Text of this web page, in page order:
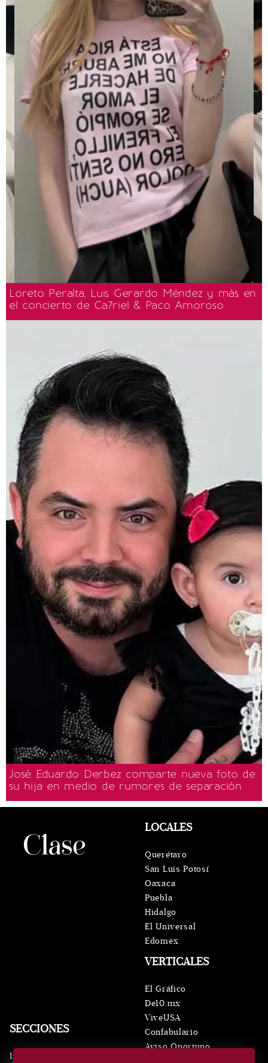
Loreto Peralta, Luis Gerardo Méndez y más en
el concierto de Ca7riel & Paco Amoroso
José Eduardo Derbez comparte nueva foto de
su hija en medio de rumores de separación
SECCIONES
Inicio
VERTICALES
El Gráfico
De10.mx
ViveUSA
Confabulario
Aviso Oportuno
LOCALES
Querétaro
San Luis Potosí
Oaxaca
Puebla
Hidalgo
El Universal
Edomex